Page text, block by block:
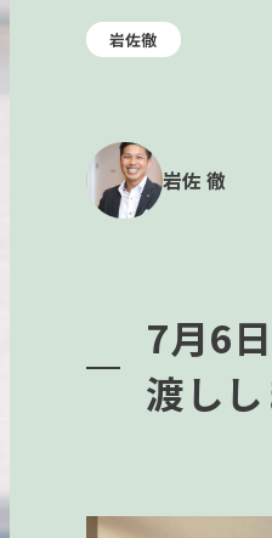
岩佐徹
岩佐 徹
7月6
渡しし